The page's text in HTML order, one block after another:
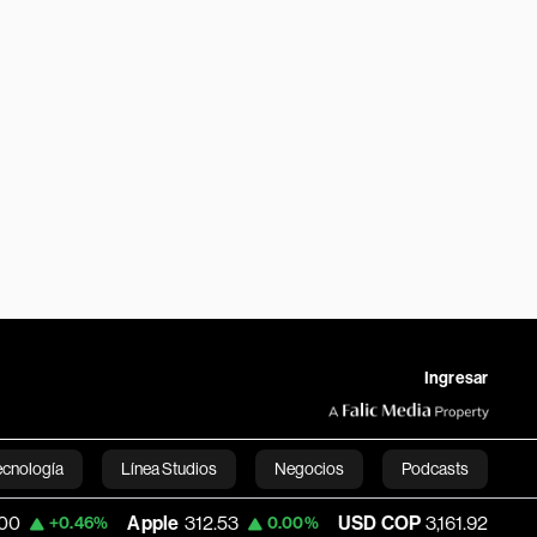
Ingresar
Línea Studios Negocios Podcasts
English
Apple 312.53 0.00% USD COP 3,161.92 +0.08%